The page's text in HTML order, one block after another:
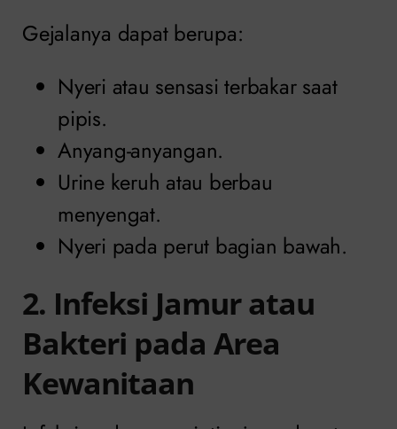
Gejalanya dapat berupa:
Nyeri atau sensasi terbakar saat
pipis.
Anyang-anyangan.
Urine keruh atau berbau
menyengat.
Nyeri pada perut bagian bawah.
2. Infeksi Jamur atau
Bakteri pada Area
Kewanitaan